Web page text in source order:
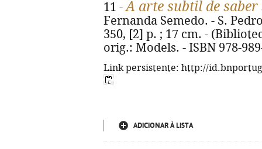
11 -A arte subtil de
Fernanda Semedo. - S.
350, [2] p. ; 17 cm. -
orig.: Models. - ISBN 978-
Link persistente: http://
ADICIONAR À LISTA